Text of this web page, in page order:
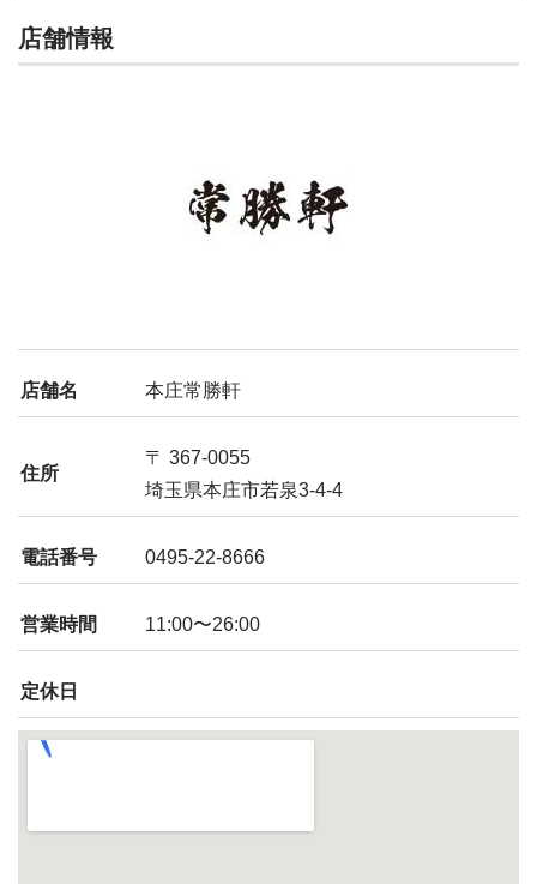
店舗情報
店舗名 本庄常勝軒
住所
〒 367-0055
埼玉県本庄市若泉3-4-4
電話番号 0495-22-8666
営業時間 11:00〜26:00
定休日